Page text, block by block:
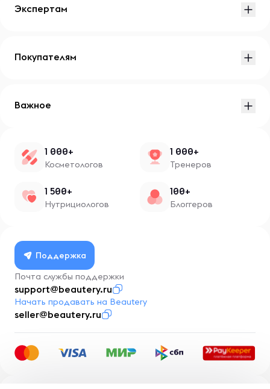
Экспертам
Покупателям
Важное
1 000+
Косметологов
1 000+
Тренеров
1 500+
Нутрициологов
100+
Блоггеров
Поддержка
Почта службы поддержки
support@beautery.ru
Начать продавать на Beautery
seller@beautery.ru